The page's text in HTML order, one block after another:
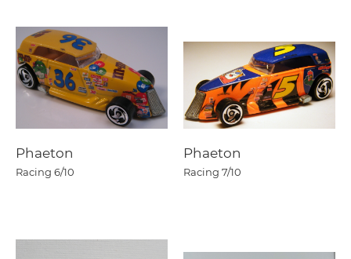
Phaeton
Racing 6/10
Phaeton
Racing 7/10